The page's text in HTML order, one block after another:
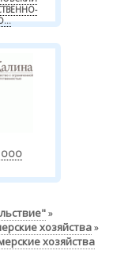
ООО
»
хозяйства»
хозяйства